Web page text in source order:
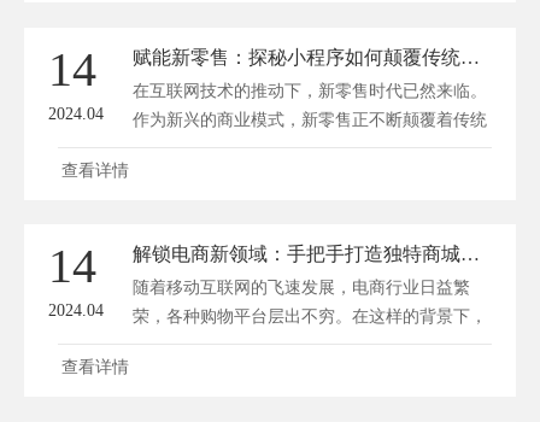
沪寻新潮 成立于1987年的娃哈哈，曾凭借AD钙
奶、营养快线等饮...
14
2024.04
赋能新零售：探秘小程序如何颠覆传统购物体验
在互联网技术的推动下，新零售时代已然来临。
作为新兴的商业模式，新零售正不断颠覆着传统
购物体验。其中，小程序以其便捷、高效的特
线上线下融合 新零售的核心在于线上线下深度
融合，小程序恰好为...
查看详情
14
2024.04
解锁电商新领域：手把手打造独特商城小程序
随着移动互联网的飞速发展，电商行业日益繁
荣，各种购物平台层出不穷。在这样的背景下，
商城小程序逐渐崭露头角，成为电商企业竞争的
查看详情